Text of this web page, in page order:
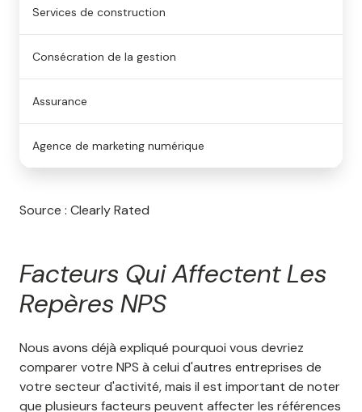
Services de construction
Consécration de la gestion
Assurance
Agence de marketing numérique
Source : Clearly Rated
Facteurs Qui Affectent Les
Repères NPS
Nous avons déjà expliqué pourquoi vous devriez
comparer votre NPS à celui d'autres entreprises de
votre secteur d'activité, mais il est important de noter
que plusieurs facteurs peuvent affecter les références